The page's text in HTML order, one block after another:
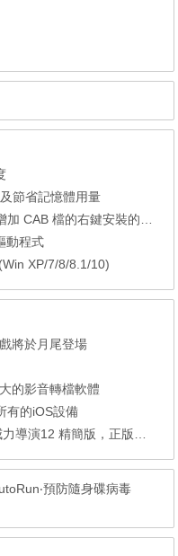
節省記憶體用量
CAB 檔的右鍵安裝的功能
動程式
XP/7/8/8.1/10)
將於月尾登場
的影音轉檔軟體
有的iOS設備
演12 精簡版，正版序號
預防隨身碟病毒